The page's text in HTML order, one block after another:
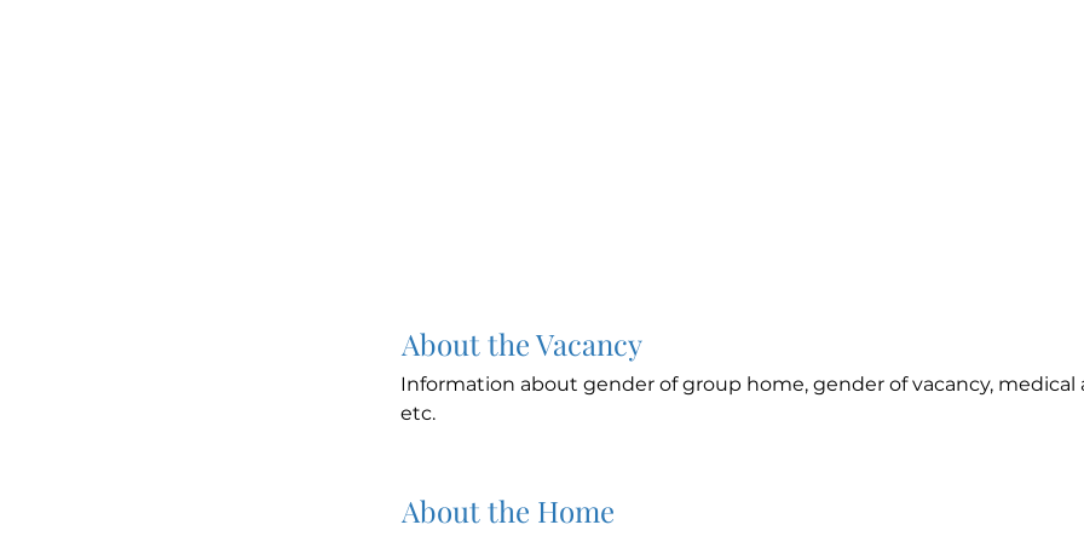
About the Vacancy
Information about gender of group home, gender of vacancy, medical
etc.
About the Home